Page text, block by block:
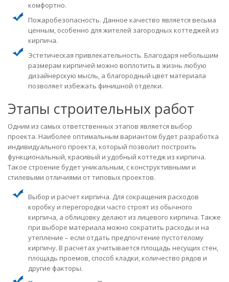
комфортно.
Пожаробезопасность. Данное качество является весьма
ценным, особенно для жителей загородных коттеджей из
кирпича.
Эстетическая привлекательность. Благодаря небольшим
размерам кирпичей можно воплотить в жизнь любую
дизайнерскую мысль, а благородный цвет материала
позволяет избежать финишной отделки.
Этапы строительных работ
Одним из самых ответственных этапов является выбор
проекта. Наиболее оптимальным вариантом будет разработка
индивидуального проекта, который позволит построить
функциональный, красивый и удобный коттедж из кирпича.
Такое строение будет уникальным, с конструктивными и
стилевыми отличиями от типовых проектов.
Выбор и расчет кирпича. Для сокращения расходов
коробку и перегородки часто строят из обычного
кирпича, а облицовку делают из лицевого кирпича. Также
при выборе материала можно сократить расходы и на
утепление – если отдать предпочтение пустотелому
кирпичу. В расчетах учитывается площадь несущих стен,
площадь проемов, способ кладки, количество рядов и
другие факторы.